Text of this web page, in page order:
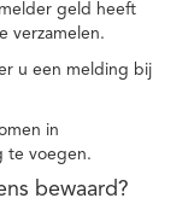
geld heeft
verzamelen.
u een melding bij
in
te voegen.
bewaard?